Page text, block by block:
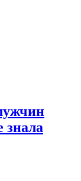
знала